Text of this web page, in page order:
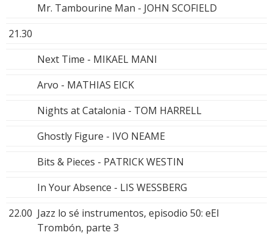
Mr. Tambourine Man - JOHN SCOFIELD
21.30
Next Time - MIKAEL MANI
Arvo - MATHIAS EICK
Nights at Catalonia - TOM HARRELL
Ghostly Figure - IVO NEAME
Bits & Pieces - PATRICK WESTIN
In Your Absence - LIS WESSBERG
22.00 Jazz lo sé instrumentos, episodio 50: eEl
Trombón, parte 3